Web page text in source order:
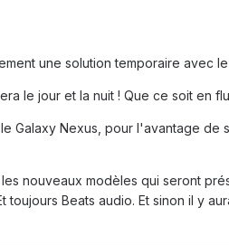
une solution temporaire avec
le jour et la nuit ! Que ce soit en
Galaxy Nexus, pour l'avantage
nouveaux modèles qui seront
toujours Beats audio. Et sinon il y